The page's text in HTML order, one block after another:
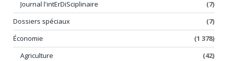
Journal l'intErDiSciplinaire
(7)
Dossiers spéciaux
(7)
Économie
(1 378)
Agriculture
(42)